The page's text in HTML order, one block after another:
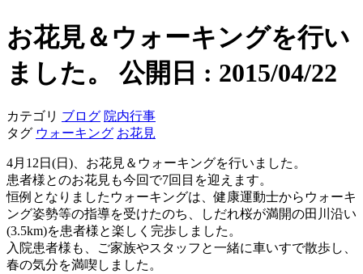
お花見＆ウォーキングを行い
ました。
公開日 : 2015/04/22
カテゴリ ブログ 院内行事
タグ ウォーキング お花見
4月12日(日)、お花見＆ウォーキングを行いました。
患者様とのお花見も今回で7回目を迎えます。
恒例となりましたウォーキングは、健康運動士からウォーキ
ング姿勢等の指導を受けたのち、しだれ桜が満開の田川沿い
(3.5km)を患者様と楽しく完歩しました。
入院患者様も、ご家族やスタッフと一緒に車いすで散歩し、
春の気分を満喫しました。